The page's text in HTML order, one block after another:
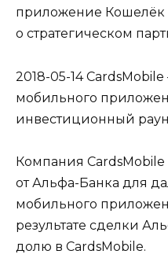
приложение Кошелёк
о стратегическом
2018-05-14 CardsMobile
мобильного
инвестиционный
Компания
от Альфа-Банка для
мобильного
результате сделки
долю в CardsMobile.